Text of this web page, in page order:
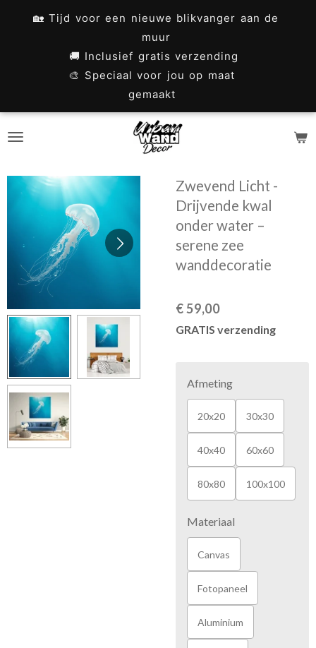
🏡 Tijd voor een nieuwe blikvanger aan de
muur
🚚 Inclusief gratis verzending
🎨 Speciaal voor jou op maat
gemaakt
Zwevend Licht -
Drijvende kwal
onder water –
serene zee
wanddecoratie
€ 59,00
GRATIS verzending
Afmeting
20x20 30x30
40x40 60x60
80x80 100x100
Materiaal
Canvas
Fotopaneel
Aluminium